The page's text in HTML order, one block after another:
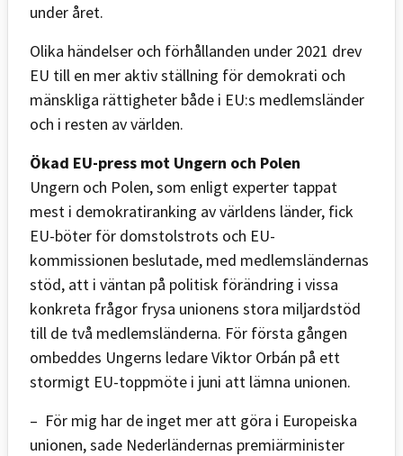
under året.
Olika händelser och förhållanden under 2021 drev
EU till en mer aktiv ställning för demokrati och
mänskliga rättigheter både i EU:s medlemsländer
och i resten av världen.
Ökad EU-press mot Ungern och Polen
Ungern och Polen, som enligt experter tappat
mest i demokratiranking av världens länder, fick
EU-böter för domstolstrots och EU-
kommissionen beslutade, med medlemsländernas
stöd, att i väntan på politisk förändring i vissa
konkreta frågor frysa unionens stora miljardstöd
till de två medlemsländerna. För första gången
ombeddes Ungerns ledare Viktor Orbán på ett
stormigt EU-toppmöte i juni att lämna unionen.
– För mig har de inget mer att göra i Europeiska
unionen, sade Nederländernas premiärminister